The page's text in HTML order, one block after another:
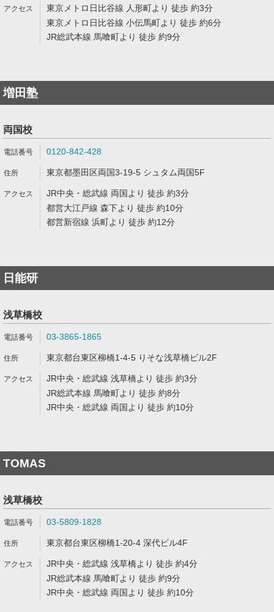
東京メトロ日比谷線 人形町より 徒歩 約3分
東京メトロ日比谷線 小伝馬町より 徒歩 約6分
JR総武本線 馬喰町より 徒歩 約9分
増田塾
両国校
0120-842-428
東京都墨田区両国3-19-5 シュタム両国5F
JR中央・総武線 両国より 徒歩 約3分
都営大江戸線 森下より 徒歩 約10分
都営新宿線 浜町より 徒歩 約12分
日能研
浅草橋校
03-3865-1865
東京都台東区柳橋1-4-5 りそな浅草橋ビル2F
JR中央・総武線 浅草橋より 徒歩 約3分
JR総武本線 馬喰町より 徒歩 約8分
JR中央・総武線 両国より 徒歩 約10分
TOMAS
浅草橋校
03-5809-1828
東京都台東区柳橋1-20-4 深代ビル4F
JR中央・総武線 浅草橋より 徒歩 約4分
JR総武本線 馬喰町より 徒歩 約9分
JR中央・総武線 両国より 徒歩 約10分